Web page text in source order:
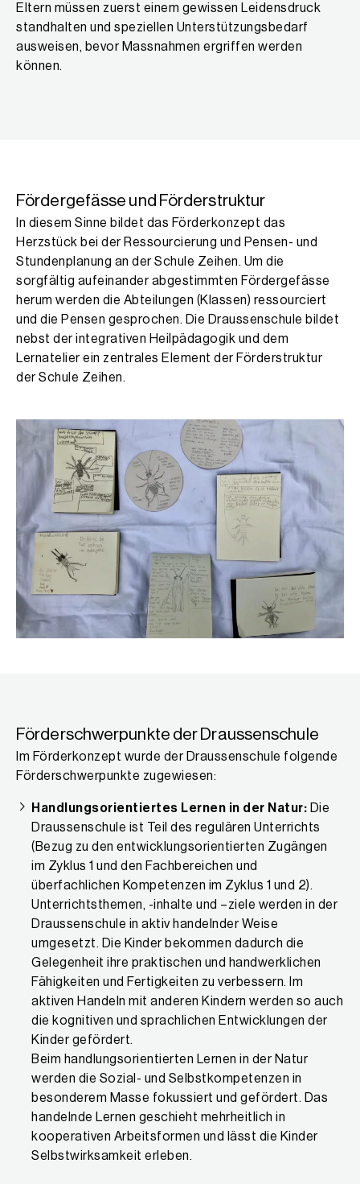
Eltern müssen zuerst einem gewissen Leidensdruck
standhalten und speziellen Unterstützungsbedarf
ausweisen, bevor Massnahmen ergriffen werden
können.
Fördergefässe und Förderstruktur
In diesem Sinne bildet das Förderkonzept das
Herzstück bei der Ressourcierung und Pensen- und
Stundenplanung an der Schule Zeihen. Um die
sorgfältig aufeinander abgestimmten Fördergefässe
herum werden die Abteilungen (Klassen) ressourciert
und die Pensen gesprochen. Die Draussenschule bildet
nebst der integrativen Heilpädagogik und dem
Lernatelier ein zentrales Element der Förderstruktur
der Schule Zeihen.
Förderschwerpunkte der Draussenschule
Im Förderkonzept wurde der Draussenschule folgende
Förderschwerpunkte zugewiesen:
Handlungsorientiertes Lernen in der Natur: Die
Draussenschule ist Teil des regulären Unterrichts
(Bezug zu den entwicklungsorientierten Zugängen
im Zyklus 1 und den Fachbereichen und
überfachlichen Kompetenzen im Zyklus 1 und 2).
Unterrichtsthemen, -inhalte und –ziele werden in der
Draussenschule in aktiv handelnder Weise
umgesetzt. Die Kinder bekommen dadurch die
Gelegenheit ihre praktischen und handwerklichen
Fähigkeiten und Fertigkeiten zu verbessern. Im
aktiven Handeln mit anderen Kindern werden so auch
die kognitiven und sprachlichen Entwicklungen der
Kinder gefördert.
Beim handlungsorientierten Lernen in der Natur
werden die Sozial- und Selbstkompetenzen in
besonderem Masse fokussiert und gefördert. Das
handelnde Lernen geschieht mehrheitlich in
kooperativen Arbeitsformen und lässt die Kinder
Selbstwirksamkeit erleben.